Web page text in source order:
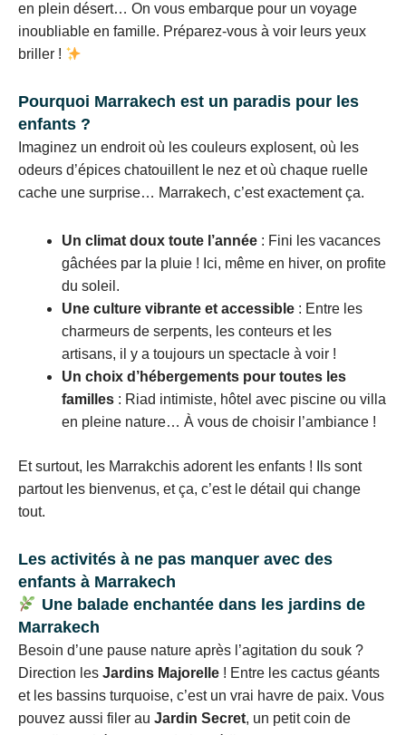
en plein désert… On vous embarque pour un voyage
inoubliable en famille. Préparez-vous à voir leurs yeux
briller !
Pourquoi Marrakech est un paradis pour les
enfants ?
Imaginez un endroit où les couleurs explosent, où les
odeurs d’épices chatouillent le nez et où chaque ruelle
cache une surprise… Marrakech, c’est exactement ça.
Un climat doux toute l’année : Fini les vacances
gâchées par la pluie ! Ici, même en hiver, on profite
du soleil.
Une culture vibrante et accessible : Entre les
charmeurs de serpents, les conteurs et les
artisans, il y a toujours un spectacle à voir !
Un choix d’hébergements pour toutes les
familles : Riad intimiste, hôtel avec piscine ou villa
en pleine nature… À vous de choisir l’ambiance !
Et surtout, les Marrakchis adorent les enfants ! Ils sont
partout les bienvenus, et ça, c’est le détail qui change
tout.
Les activités à ne pas manquer avec des
enfants à Marrakech
Une balade enchantée dans les jardins de
Marrakech
Besoin d’une pause nature après l’agitation du souk ?
Direction les Jardins Majorelle ! Entre les cactus géants
et les bassins turquoise, c’est un vrai havre de paix. Vous
pouvez aussi filer au Jardin Secret, un petit coin de